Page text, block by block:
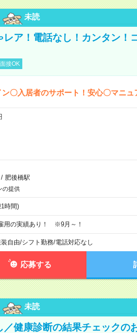
未読
ア！電話なし！カンタン！
接OK
〇入居者のサポート！安心〇マニュ
/ 肥後橋駅
の提供
時間)
用の実績あり！ ※9月～！
自由/シフト勤務/電話対応なし
応募する
未読
健康診断の結果チェックの